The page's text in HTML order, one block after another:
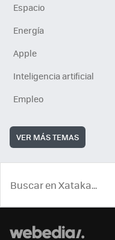
Espacio
Energía
Apple
Inteligencia artificial
Empleo
VER MÁS TEMAS